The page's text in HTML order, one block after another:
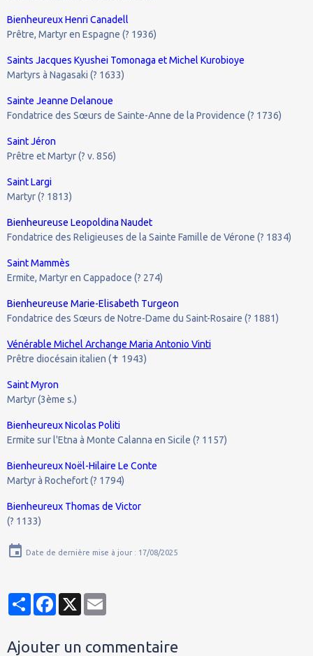
Bienheureux Henri Canadell
Prêtre, Martyr en Espagne (? 1936)
Saints Jacques Kyushei Tomonaga et Michel Kurobioye
Martyrs à Nagasaki (? 1633)
Sainte Jeanne Delanoue
Fondatrice des Sœurs de Sainte-Anne de la Providence (? 1736)
Saint Jéron
Prêtre et Martyr (? v. 856)
Saint Largi
Martyr (? 1813)
Bienheureuse Leopoldina Naudet
Fondatrice des Religieuses de la Sainte Famille de Vérone (? 1834)
Saint Mammès
Ermite, Martyr en Cappadoce (? 274)
Bienheureuse Marie-Elisabeth Turgeon
Fondatrice des Sœurs de Notre-Dame du Saint-Rosaire (? 1881)
Vénérable Michel Archange Maria Antonio Vinti
Prêtre diocésain italien (✝ 1943)
Saint Myron
Martyr (3ème s.)
Bienheureux Nicolas Politi
Ermite sur l'Etna à Monte Calanna en Sicile (? 1157)
Bienheureux Noël-Hilaire Le Conte
Martyr à Rochefort (? 1794)
Bienheureux Thomas de Victor
(? 1133)
Date de dernière mise à jour : 17/08/2025
PartagerFacebook
X
Ajouter un commentaire